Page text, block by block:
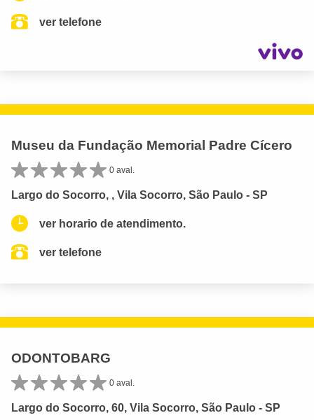
ver telefone
Museu da Fundação Memorial Padre Cícero
0 aval.
Largo do Socorro, , Vila Socorro, São Paulo - SP
ver horario de atendimento.
ver telefone
ODONTOBARG
0 aval.
Largo do Socorro, 60, Vila Socorro, São Paulo - SP